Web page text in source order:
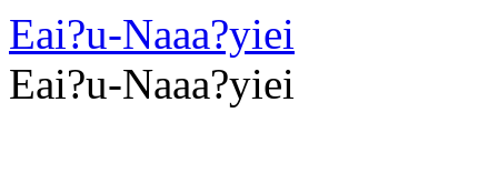
Eai?u-Naaa?yiei
Eai?u-Naaa?yiei